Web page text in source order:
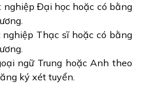
nghiệp Đại học hoặc có bằng
Thạc sĩ hoặc có bằng
ngữ Trung hoặc Anh theo
ký xét tuyển.